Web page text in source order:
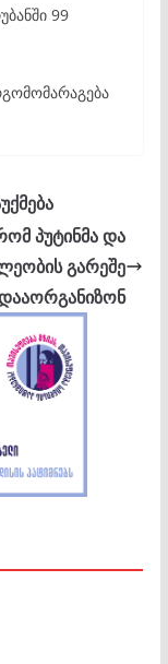
99
პუტინმა და
გარეშე